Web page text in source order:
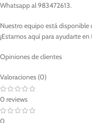
Whatsapp al 983472613.
Nuestro equipo está
¡Estamos aquí para ayudarte
Opiniones de clientes
Valoraciones (0)
0 reviews